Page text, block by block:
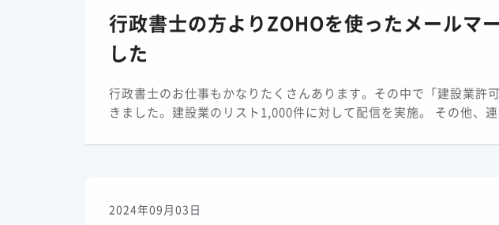
行政書士の方よりZOHOを使ったメールマ
した
行政書士のお仕事もかなりたくさんあります。その中で「建設業許
きました。建設業のリスト1,000件に対して配信を実施。 その他、
2024年09月03日